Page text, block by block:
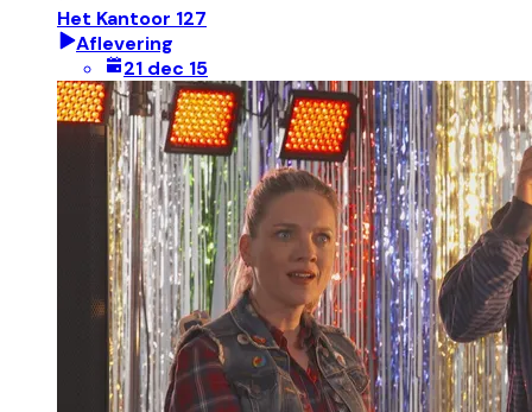
Het Kantoor 127
Aflevering
21 dec 15